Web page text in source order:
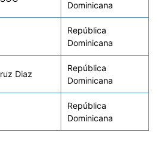
Dominicana
República
Dominicana
Diaz
República
Dominicana
República
Dominicana